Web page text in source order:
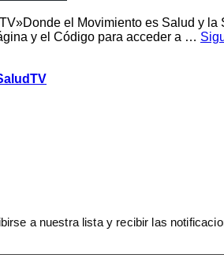
a nuestra lista y recibir las